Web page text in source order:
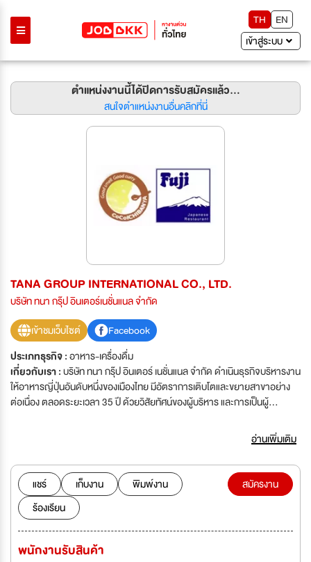
TH
EN
เข้าสู่ระบบ
ตำแหน่งงานนี้ได้ปิดการรับสมัครแล้ว...
สนใจตำแหน่งงานอื่นคลิกที่นี่
TANA GROUP INTERNATIONAL CO., LTD.
บริษัท ทนา กรุ๊ป อินเตอร์เนชั่นแนล จำกัด
เข้าชมเว็บไซต์
Facebook
ประเภทธุรกิจ :อาหาร-เครื่องดื่ม
เกี่ยวกับเรา :บริษัท ทนา กรุ๊ป อินเตอร์ เนชั่นแนล จำกัด ดำเนินธุรกิจบริหารงาน
ให้อาหารญี่ปุ่นอันดับหนึ่งของเมืองไทย มีอัตราการเติบโตและขยายสาขาอย่าง
ต่อเนื่อง ตลอดระยะเวลา 35 ปี ด้วยวิสัยทัศน์ของผู้บริหาร และการเป็นผู้
ก้าวขึ้นเป็นบริษัทชั้นนำในประเทศและกำลังพัฒนาธุรกิจสู่ต่างประเทศ ทนากรุ๊ป
พร้อมให้คุณก้าวเข้ามาเป็นส่วนหนึ่งของทีมงานคุณภาพและก้าวเดินไปกับเรา เรา
มอบโอกาสที่หลากหลาย ท้าทาย และผลตอบแทนที่คุ้มค่า กว่า 6,000 เสียง
ยืนยันจากพนักงานที่ได้รับโอกาสและสิ่งดีๆ มากมายเมื่อได้ร่วมงานกับเรา รับ
สมัคร พนักงานสาขาจำนวนมาก เพื่อรองรับการขยายสาขาทั้งในและต่าง
ประเทศ
อ่านเพิ่มเติม
แชร์ เก็บงาน
พิมพ์งาน
ร้องเรียน
สมัครงาน
พนักงานรับสินค้า